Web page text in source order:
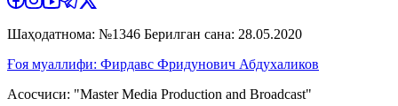
Шаҳодатнома: №1346 Берилган сана: 28.05.2020
Ғоя муаллифи: Фирдавс Фридунович Абдухаликов
Асосчиси: "Master Media Production and Broadcast"